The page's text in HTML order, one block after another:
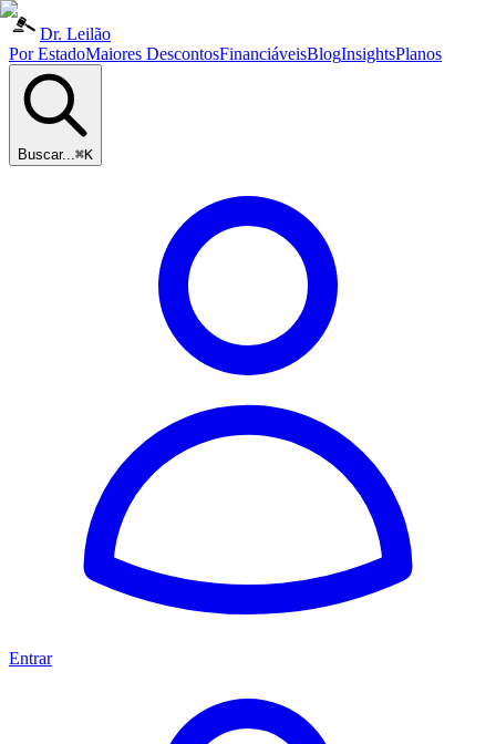
Dr. Leilão
Por EstadoMaiores DescontosFinanciáveisBlogInsightsPlanos
Buscar...⌘K
Entrar